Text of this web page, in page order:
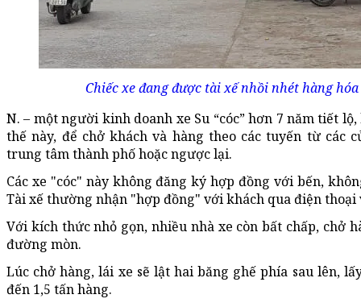
Chiếc xe đang được tài xế nhồi nhét hàng
N. – một người kinh doanh xe Su “cóc” hơn 7 năm tiết
thế này, để chở khách và hàng theo các tuyến từ các
trung tâm thành phố hoặc ngược lại.
Các xe "cóc" này không đăng ký hợp đồng với bến,
Tài xế thường nhận "hợp đồng" với khách qua điện thoại
Với kích thức nhỏ gọn, nhiều nhà xe còn bất chấp, chở
đường mòn.
Lúc chở hàng, lái xe sẽ lật hai băng ghế phía sau lên,
đến 1,5 tấn hàng.